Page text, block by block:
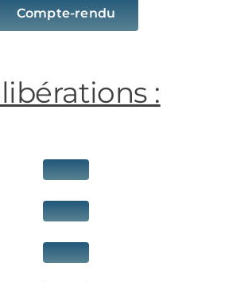
Compte-rendu
: